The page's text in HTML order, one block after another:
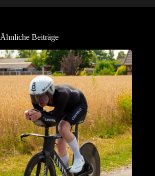
Ähnliche Beiträge